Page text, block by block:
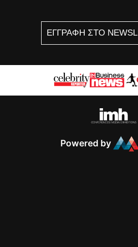
ΕΓΓΡΑΦΗ ΣΤΟ
Powered by